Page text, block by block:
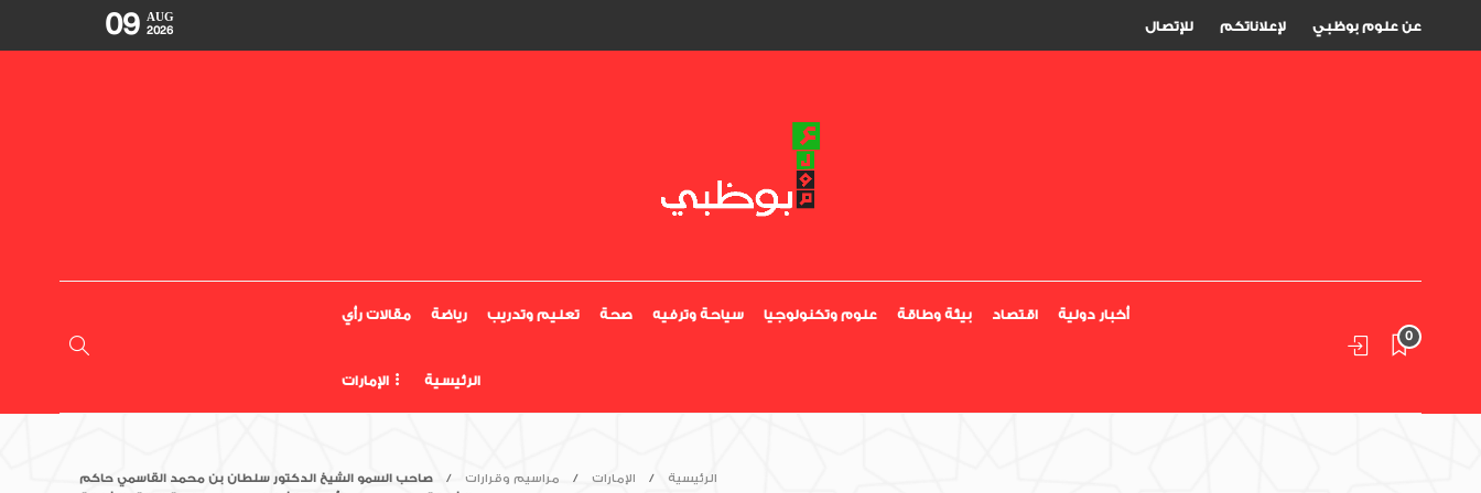
للإتصال لإعلاناتكم عن علوم بوظبي 09 AUG
2026
مقالات رأي رياضة تعليم وتدريب صحة سياحة وترفيه علوم وتكنولوجيا بيئة وطاقة اقتصاد أخبار دولية
الإمارات الرئيسية
0
الرئيسية الإمارات مراسيم وقرارات
صاحب السمو الشيخ الدكتور سلطان بن محمد القاسمي حاكم